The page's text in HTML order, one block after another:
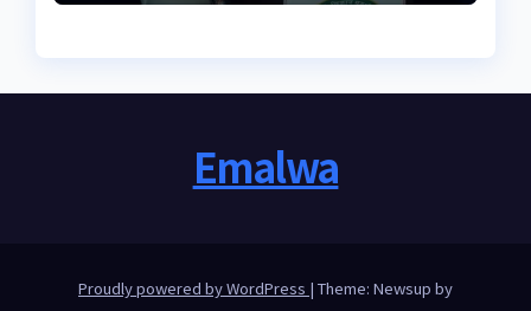
Emalwa
Proudly powered by WordPress | Theme: Newsup by